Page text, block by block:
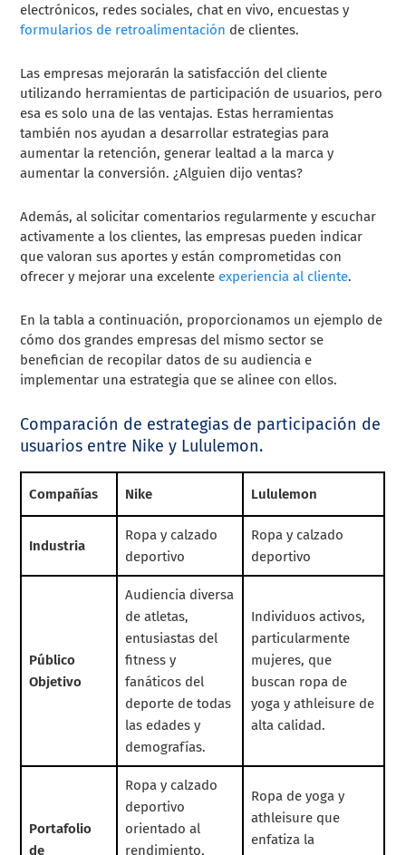
electrónicos, redes sociales, chat en vivo, encuestas y
formularios de retroalimentación de clientes.
Las empresas mejorarán la satisfacción del cliente
utilizando herramientas de participación de usuarios, pero
esa es solo una de las ventajas. Estas herramientas
también nos ayudan a desarrollar estrategias para
aumentar la retención, generar lealtad a la marca y
aumentar la conversión. ¿Alguien dijo ventas?
Además, al solicitar comentarios regularmente y escuchar
activamente a los clientes, las empresas pueden indicar
que valoran sus aportes y están comprometidas con
ofrecer y mejorar una excelente experiencia al cliente.
En la tabla a continuación, proporcionamos un ejemplo de
cómo dos grandes empresas del mismo sector se
benefician de recopilar datos de su audiencia e
implementar una estrategia que se alinee con ellos.
Comparación de estrategias de participación de
usuarios entre Nike y Lululemon.
Compañías Nike Lululemon
Industria
Ropa y calzado
deportivo
Ropa y calzado
deportivo
Público
Objetivo
Audiencia diversa
de atletas,
entusiastas del
fitness y
fanáticos del
deporte de todas
las edades y
demografías.
Individuos activos,
particularmente
mujeres, que
buscan ropa de
yoga y athleisure de
alta calidad.
Portafolio
de
Ropa y calzado
deportivo
orientado al
rendimiento,
Ropa de yoga y
athleisure que
enfatiza la